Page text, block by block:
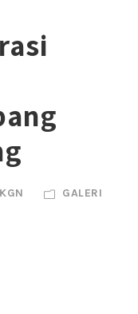
GALERI